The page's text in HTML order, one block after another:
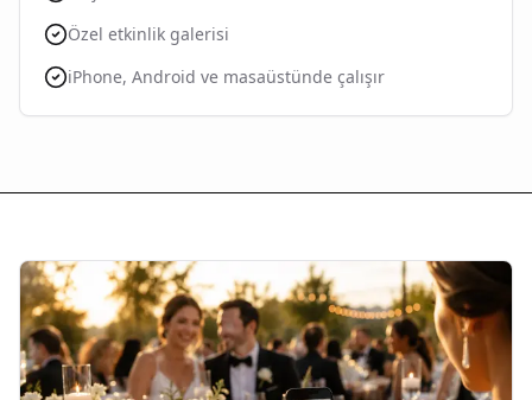
Özel etkinlik galerisi
iPhone, Android ve masaüstünde çalışır